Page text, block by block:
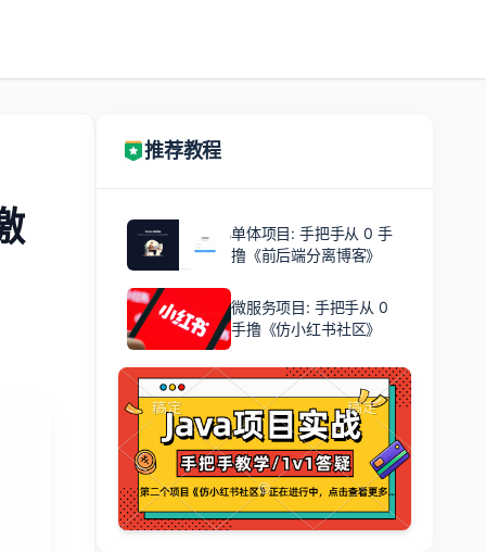
推荐教程
单体项目: 手把手从 0 手
撸《前后端分离博客》
微服务项目: 手把手从 0
手撸《仿小红书社区》